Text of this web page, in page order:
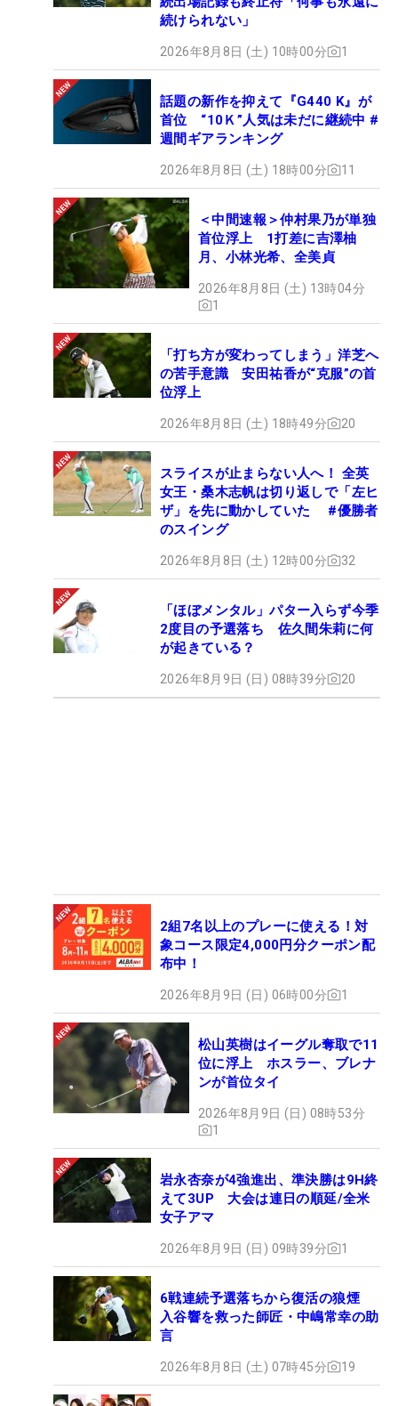
続けられない」
2026年8月8日 (土) 10時00分 1
話題の新作を抑えて『G440 K』が
首位 “10Ｋ”人気は未だに継続中 #
週間ギアランキング
2026年8月8日 (土) 18時00分 11
＜中間速報＞仲村果乃が単独
首位浮上 1打差に吉澤柚
月、小林光希、全美貞
2026年8月8日 (土) 13時04分
1
「打ち方が変わってしまう」洋芝へ
の苦手意識 安田祐香が“克服”の首
位浮上
2026年8月8日 (土) 18時49分 20
スライスが止まらない人へ！ 全英
女王・桑木志帆は切り返しで「左ヒ
ザ」を先に動かしていた #優勝者
のスイング
2026年8月8日 (土) 12時00分 32
「ほぼメンタル」パター入らず今季
2度目の予選落ち 佐久間朱莉に何
が起きている？
2026年8月9日 (日) 08時39分 20
2組7名以上のプレーに使える！対
象コース限定4,000円分クーポン配
布中！
2026年8月9日 (日) 06時00分 1
松山英樹はイーグル奪取で11
位に浮上 ホスラー、ブレナ
ンが首位タイ
2026年8月9日 (日) 08時53分
1
岩永杏奈が4強進出、準決勝は9H終
えて3UP 大会は連日の順延/全米
女子アマ
2026年8月9日 (日) 09時39分 1
6戦連続予選落ちから復活の狼煙
入谷響を救った師匠・中嶋常幸の助
言
2026年8月8日 (土) 07時45分 19